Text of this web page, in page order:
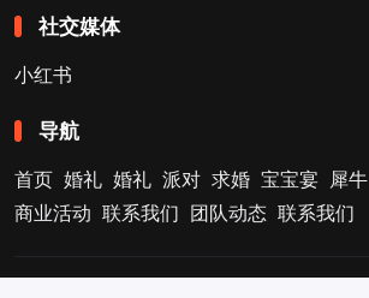
社交媒体
小红书
导航
首页 婚礼 婚礼 派对 求婚 宝宝宴 犀牛
商业活动 联系我们 团队动态 联系我们